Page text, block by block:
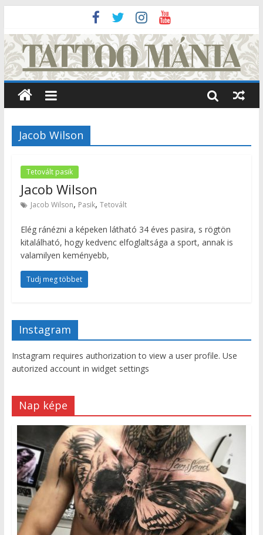
Jacob Wilson
Tetovált pasik
Jacob Wilson
Jacob Wilson, Pasik, Tetovált
Elég ránézni a képeken látható 34 éves pasira, s rögtön
kitalálható, hogy kedvenc elfoglaltsága a sport, annak is
valamilyen keményebb,
Tudj meg többet
Instagram
Instagram requires authorization to view a user profile. Use
autorized account in widget settings
Nap képe